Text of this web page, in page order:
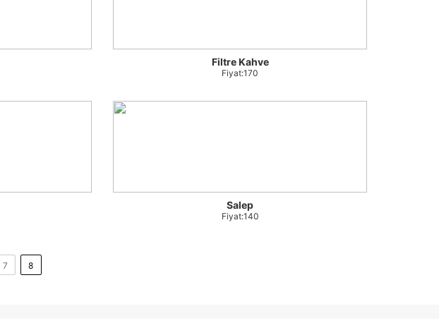
Filtre Kahve
Fiyat:170
Salep
Fiyat:140
7 8